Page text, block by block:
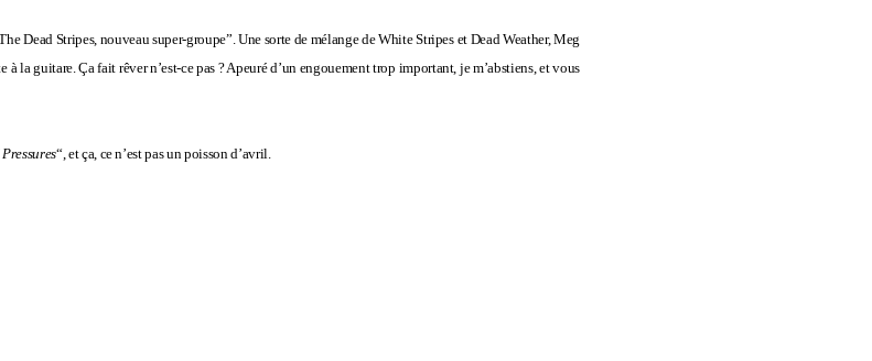
Dead Stripes, nouveau super-groupe”. Une sorte de mélange de White Stripes et Dead Weather, Meg
la guitare. Ça fait rêver n’est-ce pas ? Apeuré d’un engouement trop important, je m’abstiens, et vous
“, et ça, ce n’est pas un poisson d’avril.